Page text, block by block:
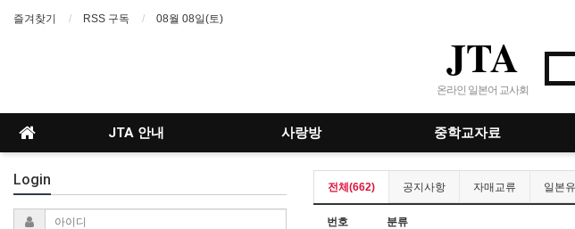
즐겨찾기 RSS 구독 08월 08일(토)
JTA
온라인 일본어 교사회
JTA 안내 사랑방 중학교자료
전체(662) 공지사항 자매교류 일본
번호 분류
Login